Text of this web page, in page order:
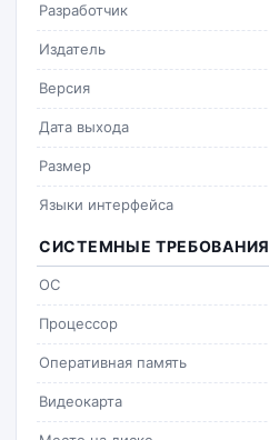
Разработчик
Издатель
Версия
Дата выхода
Размер
Языки интерфейса
СИСТЕМНЫЕ ТРЕБОВАНИЯ
ОС
Процессор
Оперативная память
Видеокарта